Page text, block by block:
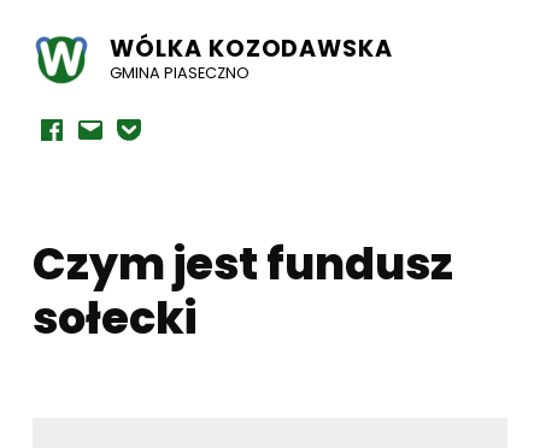
WÓLKA KOZODAWSKA
GMINA PIASECZNO
Facebook
E-mailPowiadomienia mailowe
Czym jest fundusz
sołecki